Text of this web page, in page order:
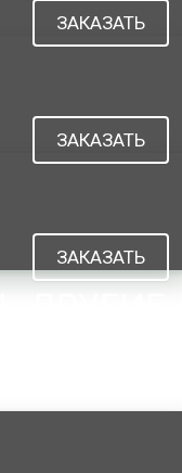
ЗАКАЗАТЬ
ЗАКАЗАТЬ
ЗАКАЗАТЬ